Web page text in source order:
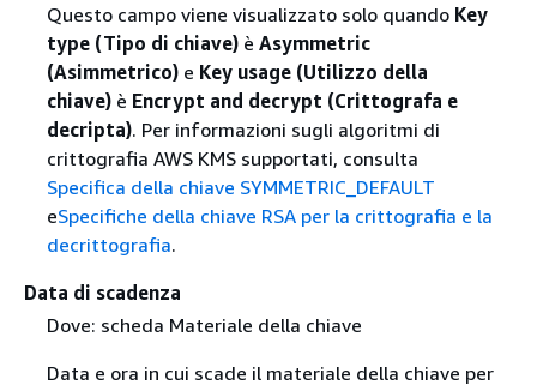
Questo campo viene visualizzato solo quando Key
type (Tipo di chiave)è Asymmetric
(Asimmetrico)e Key usage (Utilizzo della
chiave)è Encrypt and decrypt (Crittografa e
decripta). Per informazioni sugli algoritmi di
crittografia AWS KMS supportati, consulta
Specifica della chiave SYMMETRIC_DEFAULT
eSpecifiche della chiave RSA per la crittografia e la
decrittografia.
Data di scadenza
Dove: scheda Materiale della chiave
Data e ora in cui scade il materiale della chiave per